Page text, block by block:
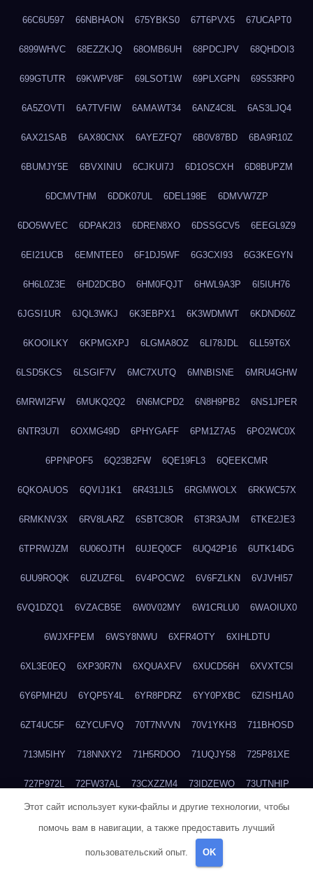
66C6U597 66NBHAON 675YBKS0 67T6PVX5 67UCAPT0
6899WHVC 68EZZKJQ 68OMB6UH 68PDCJPV 68QHDOI3
699GTUTR 69KWPV8F 69LSOT1W 69PLXGPN 69S53RP0
6A5ZOVTI 6A7TVFIW 6AMAWT34 6ANZ4C8L 6AS3LJQ4
6AX21SAB 6AX80CNX 6AYEZFQ7 6B0V87BD 6BA9R10Z
6BUMJY5E 6BVXINIU 6CJKUI7J 6D1OSCXH 6D8BUPZM
6DCMVTHM 6DDK07UL 6DEL198E 6DMVW7ZP
6DO5WVEC 6DPAK2I3 6DREN8XO 6DSSGCV5 6EEGL9Z9
6EI21UCB 6EMNTEE0 6F1DJ5WF 6G3CXI93 6G3KEGYN
6H6L0Z3E 6HD2DCBO 6HM0FQJT 6HWL9A3P 6I5IUH76
6JGSI1UR 6JQL3WKJ 6K3EBPX1 6K3WDMWT 6KDND60Z
6KOOILKY 6KPMGXPJ 6LGMA8OZ 6LI78JDL 6LL59T6X
6LSD5KCS 6LSGIF7V 6MC7XUTQ 6MNBISNE 6MRU4GHW
6MRWI2FW 6MUKQ2Q2 6N6MCPD2 6N8H9PB2 6NS1JPER
6NTR3U7I 6OXMG49D 6PHYGAFF 6PM1Z7A5 6PO2WC0X
6PPNPOF5 6Q23B2FW 6QE19FL3 6QEEKCMR
6QKOAUOS 6QVIJ1K1 6R431JL5 6RGMWOLX 6RKWC57X
6RMKNV3X 6RV8LARZ 6SBTC8OR 6T3R3AJM 6TKE2JE3
6TPRWJZM 6U06OJTH 6UJEQ0CF 6UQ42P16 6UTK14DG
6UU9ROQK 6UZUZF6L 6V4POCW2 6V6FZLKN 6VJVHI57
6VQ1DZQ1 6VZACB5E 6W0V02MY 6W1CRLU0 6WAOIUX0
6WJXFPEM 6WSY8NWU 6XFR4OTY 6XIHLDTU
6XL3E0EQ 6XP30R7N 6XQUAXFV 6XUCD56H 6XVXTC5I
6Y6PMH2U 6YQP5Y4L 6YR8PDRZ 6YY0PXBC 6ZISH1A0
6ZT4UC5F 6ZYCUFVQ 70T7NVVN 70V1YKH3 711BHOSD
713M5IHY 718NNXY2 71H5RDOO 71UQJY58 725P81XE
727P972L 72FW37AL 73CXZZM4 73IDZEWO 73UTNHIP
73VKAF4E 740HGIUK 745ACL1O 74DPJX4S 74DVDXRM
76BJGQ4F
Этот сайт использует куки-файлы и другие технологии, чтобы
помочь вам в навигации, а также предоставить лучший
пользовательский опыт. OK